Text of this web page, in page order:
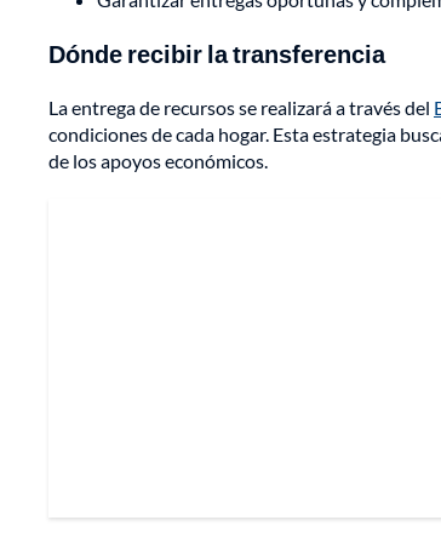
Dónde recibir la transferencia
La entrega de recursos se realizará a través del
condiciones de cada hogar. Esta estrategia
de los apoyos económicos.